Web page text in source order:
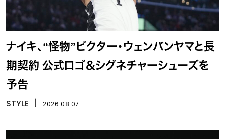
ナイキ、“怪物”ビクター・ウェンバンヤマと長
期契約 公式ロゴ＆シグネチャーシューズを
予告
STYLE 2026.08.07